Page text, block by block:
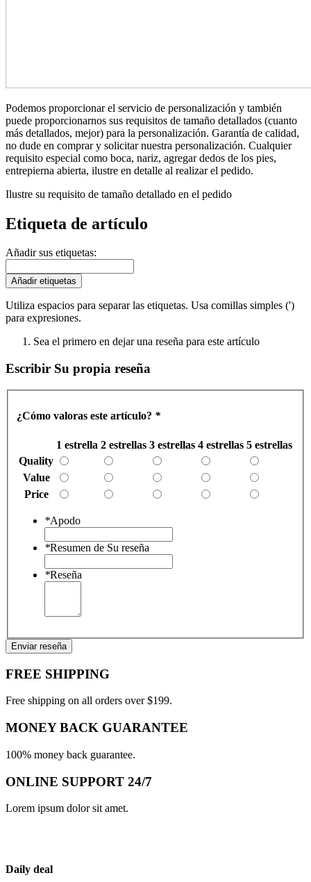
Podemos proporcionar el servicio de personalización y también
puede proporcionarnos sus requisitos de tamaño detallados (cuanto
más detallados, mejor) para la personalización. Garantía de calidad,
no dude en comprar y solicitar nuestra personalización. Cualquier
requisito especial como boca, nariz, agregar dedos de los pies,
entrepierna abierta, ilustre en detalle al realizar el pedido.
Ilustre su requisito de tamaño detallado en el pedido
Etiqueta de artículo
Añadir sus etiquetas:
Añadir etiquetas
Utiliza espacios para separar las etiquetas. Usa comillas simples (')
para expresiones.
Sea el primero en dejar una reseña para este artículo
Escribir Su propia reseña
¿Cómo valoras este artículo? *
1 estrella 2 estrellas 3 estrellas 4 estrellas 5 estrellas
Quality
Value
Price
*Apodo
*Resumen de Su reseña
*Reseña
Enviar reseña
FREE SHIPPING
Free shipping on all orders over $199.
MONEY BACK GUARANTEE
100% money back guarantee.
ONLINE SUPPORT 24/7
Lorem ipsum dolor sit amet.
Daily deal